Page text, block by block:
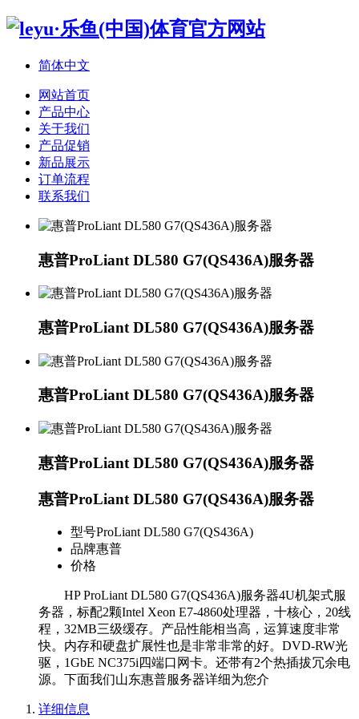
简体中文
网站首页
产品中心
关于我们
产品促销
新品展示
订单流程
联系我们
惠普ProLiant DL580 G7(QS436A)服务器
惠普ProLiant DL580 G7(QS436A)服务器
惠普ProLiant DL580 G7(QS436A)服务器
惠普ProLiant DL580 G7(QS436A)服务器
惠普ProLiant DL580 G7(QS436A)服务器
型号ProLiant DL580 G7(QS436A)
品牌惠普
价格
HP ProLiant DL580 G7(QS436A)服务器4U机架式服
务器，标配2颗Intel Xeon E7-4860处理器，十核心，20线
程，32MB三级缓存。产品性能相当高，运算速度非常
快。内存和硬盘扩展性也是非常非常的好。DVD-RW光
驱，1GbE NC375i四端口网卡。还带有2个热插拔冗余电
源。下面我们山东惠普服务器详细为您介
详细信息